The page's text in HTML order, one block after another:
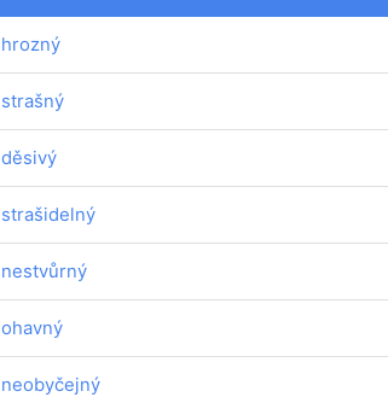
hrozný
strašný
děsivý
strašidelný
nestvůrný
ohavný
neobyčejný